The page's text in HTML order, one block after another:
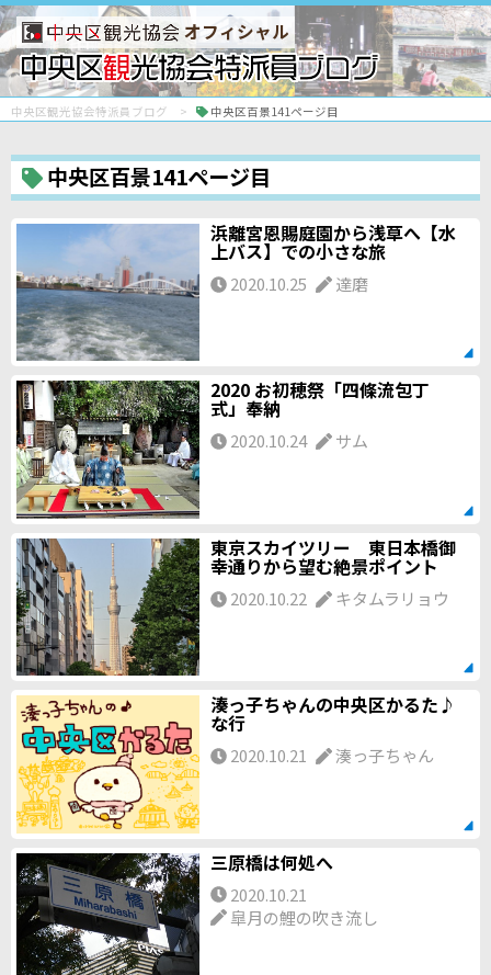
オフィシャル
中央区観光協会特派員ブログ 中央区百景141ページ目
中央区百景141ページ目
浜離宮恩賜庭園から浅草へ【水
上バス】での小さな旅
2020.10.25 達磨
2020 お初穂祭「四條流包丁
式」奉納
2020.10.24 サム
東京スカイツリー 東日本橋御
幸通りから望む絶景ポイント
2020.10.22 キタムラリョウ
湊っ子ちゃんの中央区かるた♪
な行
2020.10.21 湊っ子ちゃん
三原橋は何処へ
2020.10.21
皐月の鯉の吹き流し